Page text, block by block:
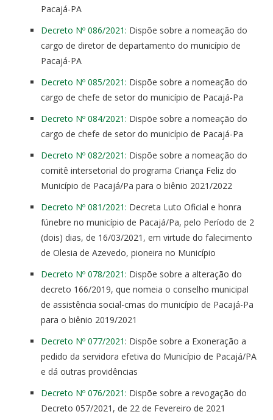
Pacajá-PA
Decreto Nº 086/2021: Dispõe sobre a nomeação do
cargo de diretor de departamento do município de
Pacajá-PA
Decreto Nº 085/2021: Dispõe sobre a nomeação do
cargo de chefe de setor do município de Pacajá-Pa
Decreto Nº 084/2021: Dispõe sobre a nomeação do
cargo de chefe de setor do município de Pacajá-Pa
Decreto Nº 082/2021: Dispõe sobre a nomeação do
comitê intersetorial do programa Criança Feliz do
Município de Pacajá/Pa para o biênio 2021/2022
Decreto Nº 081/2021: Decreta Luto Oficial e honra
fúnebre no município de Pacajá/Pa, pelo Período de 2
(dois) dias, de 16/03/2021, em virtude do falecimento
de Olesia de Azevedo, pioneira no Município
Decreto Nº 078/2021: Dispõe sobre a alteração do
decreto 166/2019, que nomeia o conselho municipal
de assistência social-cmas do município de Pacajá-Pa
para o biênio 2019/2021
Decreto Nº 077/2021 : Dispõe sobre a Exoneração a
pedido da servidora efetiva do Município de Pacajá/PA
e dá outras providências
Decreto Nº 076/2021: Dispõe sobre a revogação do
Decreto 057/2021, de 22 de Fevereiro de 2021